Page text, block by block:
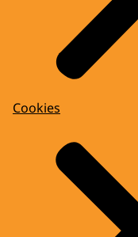
Cookies